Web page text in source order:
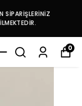
SİPARİŞLERİNİZ
0